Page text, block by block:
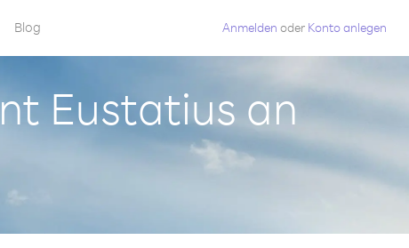
Blog Anmelden oder Konto anlegen
Eustatius an